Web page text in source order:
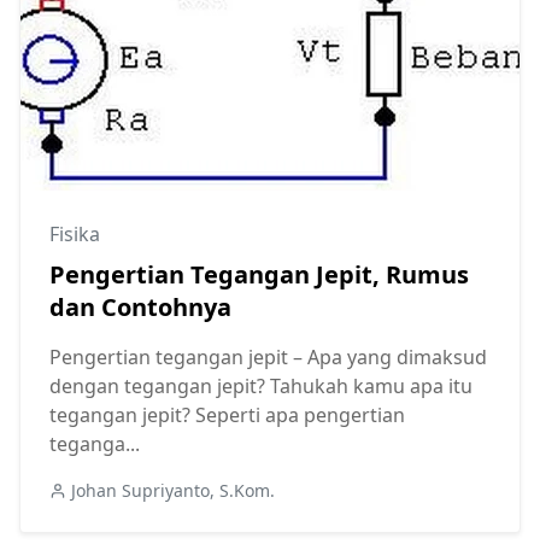
Fisika
Pengertian Tegangan Jepit, Rumus
dan Contohnya
Pengertian tegangan jepit – Apa yang dimaksud
dengan tegangan jepit? Tahukah kamu apa itu
tegangan jepit? Seperti apa pengertian
teganga...
Johan Supriyanto, S.Kom.